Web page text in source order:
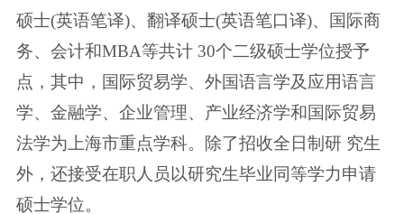
硕士(英语笔译)、翻译硕士(英语笔口译)、国际商
务、会计和MBA等共计 30个二级硕士学位授予
点，其中，国际贸易学、外国语言学及应用语言
学、金融学、企业管理、产业经济学和国际贸易
法学为上海市重点学科。除了招收全日制研 究生
外，还接受在职人员以研究生毕业同等学力申请
硕士学位。